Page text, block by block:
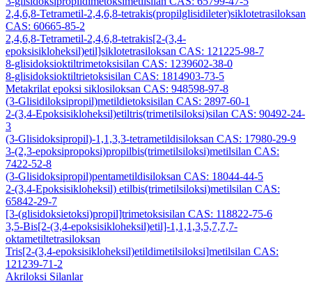
2,4,6,8-Tetrametil-2,4,6,8-tetrakis(propilglisidileter)siklotetrasiloksan
CAS: 60665-85-2
2,4,6,8-Tetrametil-2,4,6,8-tetrakis[2-(3,4-
epoksisikloheksil)etil]siklotetrasiloksan CAS: 121225-98-7
8-glisidoksioktiltrimetoksisilan CAS: 1239602-38-0
8-glisidoksioktiltrietoksisilan CAS: 1814903-73-5
Metakrilat epoksi siklosiloksan CAS: 948598-97-8
(3-Glisidiloksipropil)metildietoksisilan CAS: 2897-60-1
2-(3,4-Epoksisikloheksil)etiltris(trimetilsiloksi)silan CAS: 90492-24-
3
(3-Glisidoksipropil)-1,1,3,3-tetrametildisiloksan CAS: 17980-29-9
3-(2,3-epoksipropoksi)propilbis(trimetilsiloksi)metilsilan CAS:
7422-52-8
(3-Glisidoksipropil)pentametildisiloksan CAS: 18044-44-5
2-(3,4-Epoksisikloheksil) etilbis(trimetilsiloksi)metilsilan CAS:
65842-29-7
[3-(glisidoksietoksi)propil]trimetoksisilan CAS: 118822-75-6
3,5-Bis[2-(3,4-epoksisikloheksil)etil]-1,1,1,3,5,7,7,7-
oktametiltetrasiloksan
Tris[2-(3,4-epoksisikloheksil)etildimetilsiloksi]metilsilan CAS:
121239-71-2
Akriloksi Silanlar